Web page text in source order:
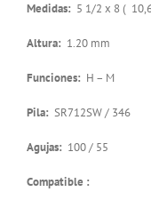
Medidas: 5 1/2 x 8 (
Altura: 1.20 mm
Funciones: H – M
Pila: SR712SW / 346
Agujas: 100 / 55
Compatible :